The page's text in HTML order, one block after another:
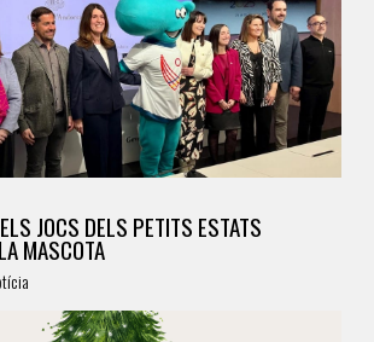
JOCS DELS PETITS ESTATS
MASCOTA